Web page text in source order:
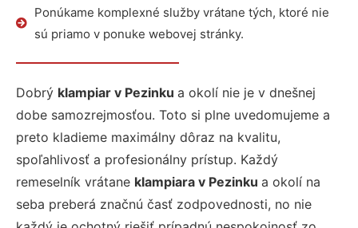
Ponúkame komplexné služby vrátane tých, ktoré nie
sú priamo v ponuke webovej stránky.
Dobrý klampiar v Pezinku a okolí nie je v dnešnej
dobe samozrejmosťou. Toto si plne uvedomujeme a
preto kladieme maximálny dôraz na kvalitu,
spoľahlivosť a profesionálny prístup. Každý
remeselník vrátane klampiara v Pezinku a okolí na
seba preberá značnú časť zodpovednosti, no nie